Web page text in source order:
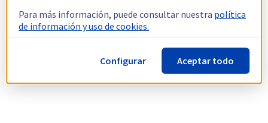
Para más información, puede consultar nuestra política
de información y uso de cookies.
Configurar Aceptar todo